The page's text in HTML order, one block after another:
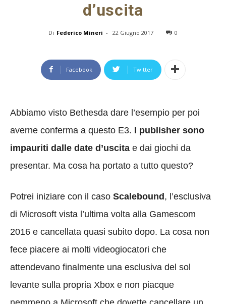
d’uscita
Di Federico Mineri - 22 Giugno 2017 0
Facebook Twitter
Abbiamo visto Bethesda dare l’esempio per poi
averne conferma a questo E3. I publisher sono
impauriti dalle date d’uscita e dai giochi da
presentar. Ma cosa ha portato a tutto questo?
Potrei iniziare con il caso Scalebound, l’esclusiva
di Microsoft vista l’ultima volta alla Gamescom
2016 e cancellata quasi subito dopo. La cosa non
fece piacere ai molti videogiocatori che
attendevano finalmente una esclusiva del sol
levante sulla propria Xbox e non piacque